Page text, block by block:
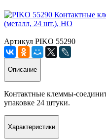
Артикул PIKO 55290
Описание
Контактные клеммы-
упаковке 24 штуки.
Характеристики